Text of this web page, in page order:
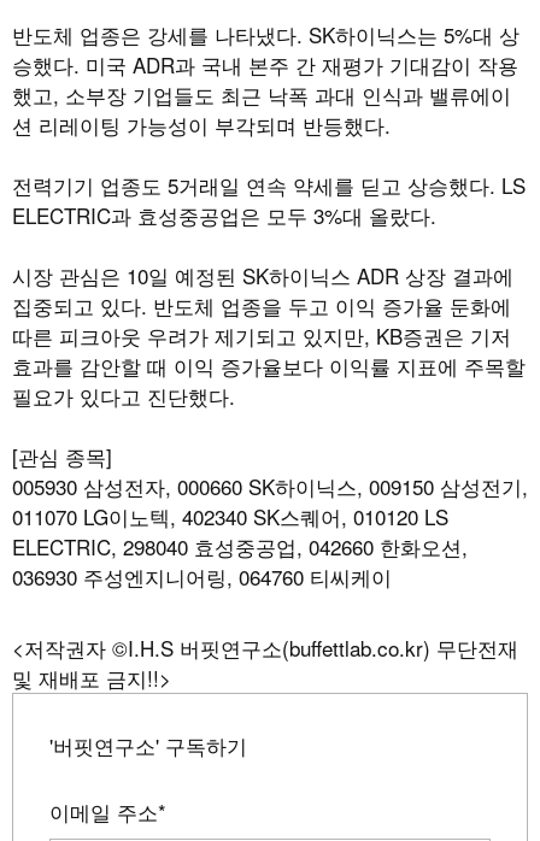
반도체 업종은 강세를 나타냈다. SK하이닉스는 5%대 상
승했다. 미국 ADR과 국내 본주 간 재평가 기대감이 작용
했고, 소부장 기업들도 최근 낙폭 과대 인식과 밸류에이
션 리레이팅 가능성이 부각되며 반등했다.
전력기기 업종도 5거래일 연속 약세를 딛고 상승했다. LS
ELECTRIC과 효성중공업은 모두 3%대 올랐다.
시장 관심은 10일 예정된 SK하이닉스 ADR 상장 결과에
집중되고 있다. 반도체 업종을 두고 이익 증가율 둔화에
따른 피크아웃 우려가 제기되고 있지만, KB증권은 기저
효과를 감안할 때 이익 증가율보다 이익률 지표에 주목할
필요가 있다고 진단했다.
[관심 종목]
005930 삼성전자, 000660 SK하이닉스, 009150 삼성전기,
011070 LG이노텍, 402340 SK스퀘어, 010120 LS
ELECTRIC, 298040 효성중공업, 042660 한화오션,
036930 주성엔지니어링, 064760 티씨케이
<저작권자 ©I.H.S 버핏연구소(buffettlab.co.kr) 무단전재
및 재배포 금지!!>
'버핏연구소' 구독하기
이메일 주소*